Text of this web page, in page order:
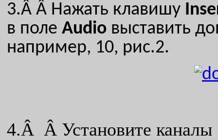
3.Â Â Нажать клавишу
в поле Audio выставить
например, 10, рис.2.
4.Â Â Установите каналы